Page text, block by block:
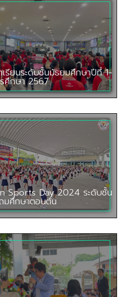
รียนระดับชั้นมัธยมศึกษาปีที่ 1-
ศึกษา 2567
Sports Day 2024 ระดับชั้น
มศึกษาตอนต้น